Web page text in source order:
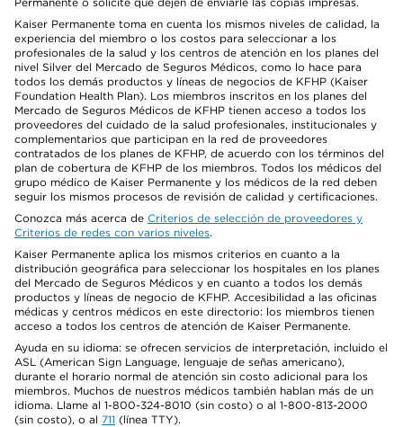
Kaiser Permanente toma en cuenta los mismos niveles de calidad, la
experiencia del miembro o los costos para seleccionar a los
profesionales de la salud y los centros de atención en los planes del
nivel Silver del Mercado de Seguros Médicos, como lo hace para
todos los demás productos y líneas de negocios de KFHP (Kaiser
Foundation Health Plan). Los miembros inscritos en los planes del
Mercado de Seguros Médicos de KFHP tienen acceso a todos los
proveedores del cuidado de la salud profesionales, institucionales y
complementarios que participan en la red de proveedores
contratados de los planes de KFHP, de acuerdo con los términos del
plan de cobertura de KFHP de los miembros. Todos los médicos del
grupo médico de Kaiser Permanente y los médicos de la red deben
seguir los mismos procesos de revisión de calidad y certificaciones.
Conozca más acerca de Criterios de selección de proveedores y
Criterios de redes con varios niveles.
Kaiser Permanente aplica los mismos criterios en cuanto a la
distribución geográfica para seleccionar los hospitales en los planes
del Mercado de Seguros Médicos y en cuanto a todos los demás
productos y líneas de negocio de KFHP. Accesibilidad a las oficinas
médicas y centros médicos en este directorio: los miembros tienen
acceso a todos los centros de atención de Kaiser Permanente.
Ayuda en su idioma: se ofrecen servicios de interpretación, incluido el
ASL (American Sign Language, lenguaje de señas americano),
durante el horario normal de atención sin costo adicional para los
miembros. Muchos de nuestros médicos también hablan más de un
idioma. Llame al 1-800-324-8010 (sin costo) o al 1-800-813-2000
(sin costo), o al 711 (línea TTY).